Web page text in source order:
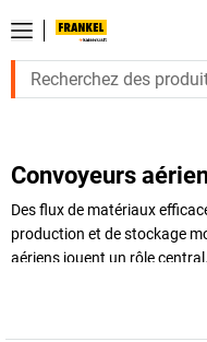
Convoyeurs
Des flux de matériaux
production et de stockage
aériens jouent un rôle
assurent le transport